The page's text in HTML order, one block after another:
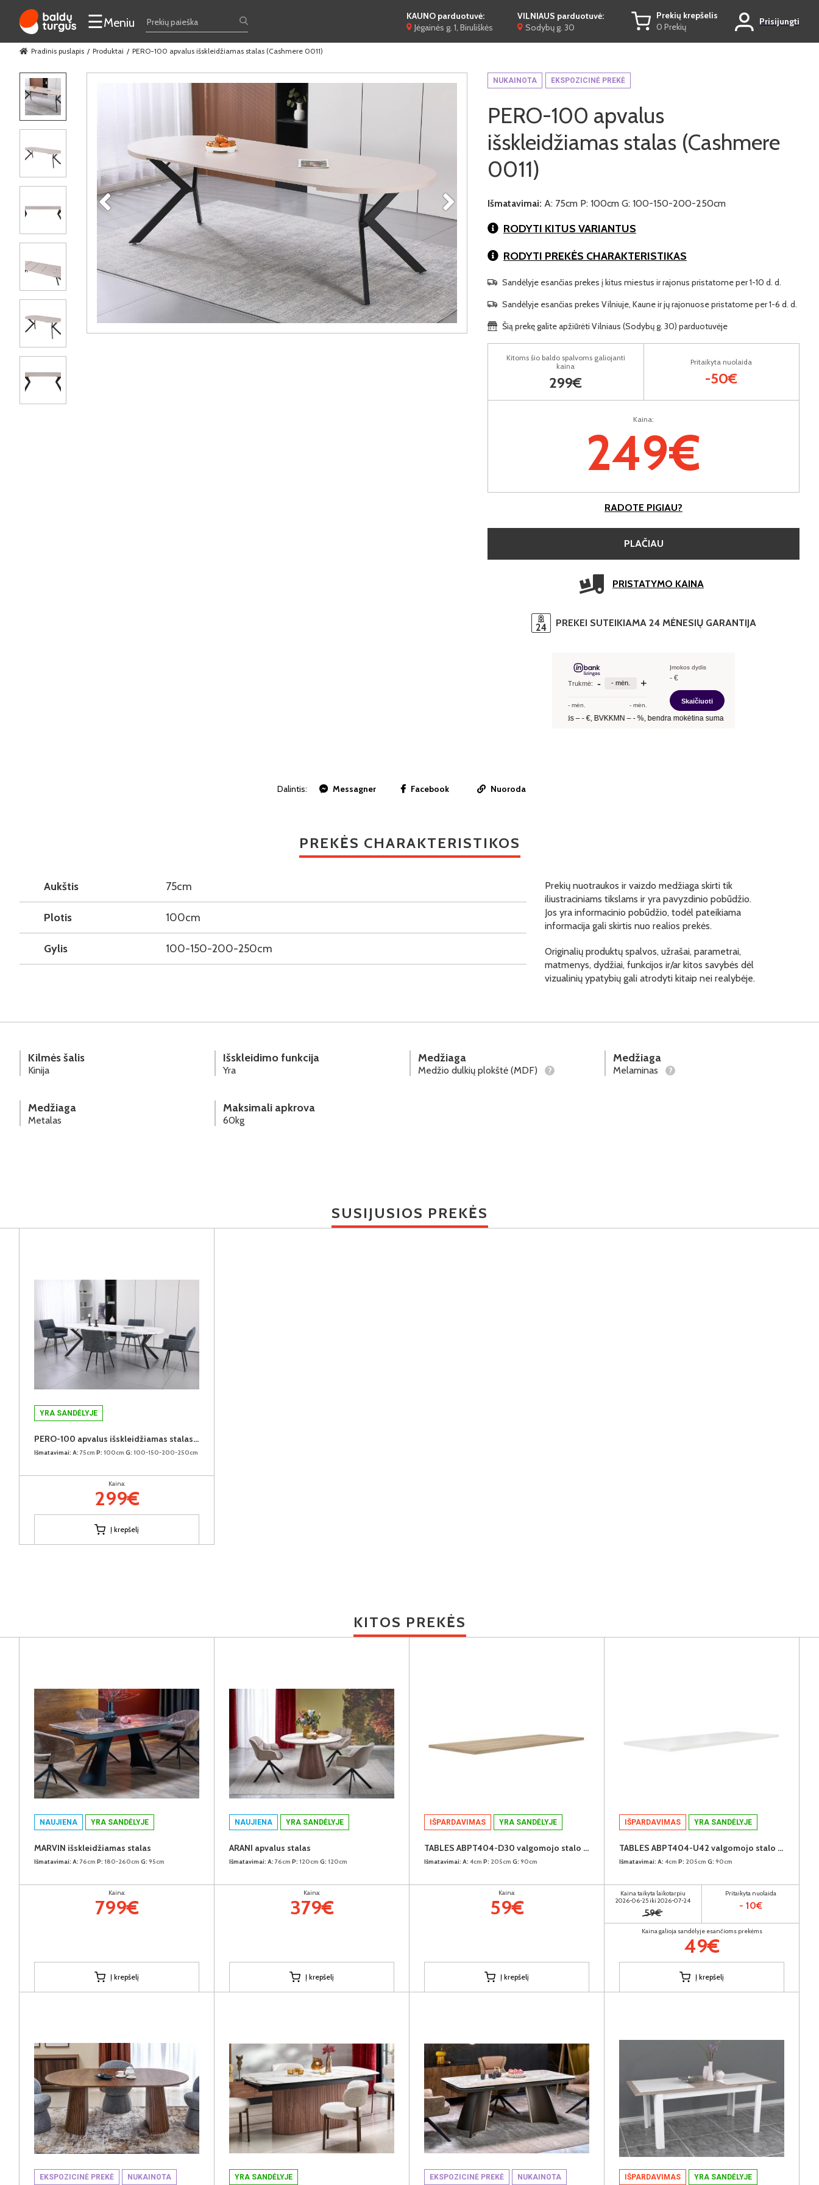
☰Meniu
KAUNO parduotuvė:
Jėgainės g. 1, Biruliškės
VILNIAUS parduotuvė:
Sodybų g. 30
Prekių krepšelis
0 Prekių
Prisijungti
Pradinis puslapis Produktai PERO-100 apvalus išskleidžiamas stalas (Cashmere 0011)
NUKAINOTA EKSPOZICINĖ PREKĖ
PERO-100 apvalus
išskleidžiamas stalas (Cashmere
0011)
Išmatavimai: A: 75cm P: 100cm G: 100-150-200-250cm
RODYTI KITUS VARIANTUS
RODYTI PREKĖS CHARAKTERISTIKAS
Sandėlyje esančias prekes į kitus miestus ir rajonus pristatome per 1-10 d. d.
Sandėlyje esančias prekes Vilniuje, Kaune ir jų rajonuose pristatome per 1-6 d. d.
Šią prekę galite apžiūrėti Vilniaus (Sodybų g. 30) parduotuvėje
Kaina:
249€
Kitoms šio baldo spalvoms galiojanti
kaina
299€
Pritaikyta nuolaida
-50€
RADOTE PIGIAU?
PLAČIAU
PRISTATYMO KAINA
PREKEI SUTEIKIAMA 24 MĖNESIŲ GARANTIJA
Dalintis: Messagner Facebook Nuoroda
PREKĖS CHARAKTERISTIKOS
Aukštis 75cm
Plotis 100cm
Gylis 100-150-200-250cm
Prekių nuotraukos ir vaizdo medžiaga skirti tik
iliustraciniams tikslams ir yra pavyzdinio pobūdžio.
Jos yra informacinio pobūdžio, todėl pateikiama
informacija gali skirtis nuo realios prekės.
Originalių produktų spalvos, užrašai, parametrai,
matmenys, dydžiai, funkcijos ir/ar kitos savybės dėl
vizualinių ypatybių gali atrodyti kitaip nei realybėje.
Kilmės šalis
Kinija
Išskleidimo funkcija
Yra
Medžiaga
Medžio dulkių plokštė (MDF) ?
Medžiaga
Melaminas ?
Medžiaga
Metalas
Maksimali apkrova
60kg
SUSIJUSIOS PREKĖS
YRA SANDĖLYJE
PERO-100 apvalus išskleidžiamas stalas (White Marble Melamine Nr.01)
Išmatavimai: A: 75cm P: 100cm G: 100-150-200-250cm
Kaina:
299€
Į krepšelį
KITOS PREKĖS
NAUJIENA YRA SANDĖLYJE
MARVIN išskleidžiamas stalas
Išmatavimai: A: 76cm P: 180-260cm G: 95cm
Kaina:
799€
Į krepšelį
NAUJIENA YRA SANDĖLYJE
ARANI apvalus stalas
Išmatavimai: A: 76cm P: 120cm G: 120cm
Kaina:
379€
Į krepšelį
IŠPARDAVIMAS YRA SANDĖLYJE
TABLES ABPT404-D30 valgomojo stalo stalviršis
Išmatavimai: A: 4cm P: 205cm G: 90cm
Kaina:
59€
Į krepšelį
IŠPARDAVIMAS YRA SANDĖLYJE
TABLES ABPT404-U42 valgomojo stalo stalviršis
Išmatavimai: A: 4cm P: 205cm G: 90cm
Kaina taikyta laikotarpiu
2026-06-25 iki 2026-07-24
59€
Pritaikyta nuolaida
- 10€
Kaina galioja sandėlyje esančioms prekėms
49€
Į krepšelį
EKSPOZICINĖ PREKĖ NUKAINOTA YRA SANDĖLYJE EKSPOZICINĖ PREKĖ NUKAINOTA IŠPARDAVIMAS YRA SANDĖLYJE